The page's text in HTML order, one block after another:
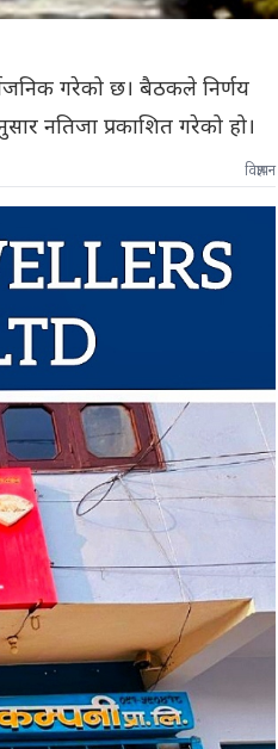
गरेको छ। बैठकले निर्णय
नतिजा प्रकाशित गरेको हो।
विज्ञापन